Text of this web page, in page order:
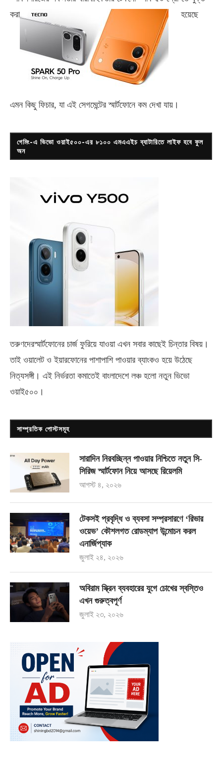
করা
হয়েছে
এমন কিছু ফিচার, যা এই সেগমেন্টের স্মার্টফোনে কম দেখা যায়।
গেমিং-এ ভিভো ওয়াই৫০০-এর ৮১০০ এমএএইচ ব্যাটারিতে লাইফ হবে ফুল
অন
তরুণদেরস্মার্টফোনের চার্জ ফুরিয়ে যাওয়া এখন সবার কাছেই চিন্তার বিষয়।
তাই ওয়ালেট ও ইয়ারফোনের পাশাপাশি পাওয়ার ব্যাংকও হয়ে উঠেছে
নিত্যসঙ্গী। এই নির্ভরতা কমাতেই বাংলাদেশে লঞ্চ হলো নতুন ভিভো
ওয়াই৫০০ ।
সাম্প্রতিক পোস্টসমূহ
সারাদিন নিরবচ্ছিন্ন পাওয়ার নিশ্চিতে নতুন সি-
সিরিজ স্মার্টফোন নিয়ে আসছে রিয়েলমি
আগস্ট ৪, ২০২৬
টেকসই প্রবৃদ্ধি ও ব্যবসা সম্প্রসারণে ‘রিভার
ওয়েভ’ কৌশলগত রোডম্যাপ উন্মোচন করল
এনার্জিপ্যাক
জুলাই ২৪, ২০২৬
অবিরাম স্ক্রিন ব্যবহারের যুগে চোখের স্বস্তিও
এখন গুরুত্বপূর্ণ
জুলাই ২৩, ২০২৬